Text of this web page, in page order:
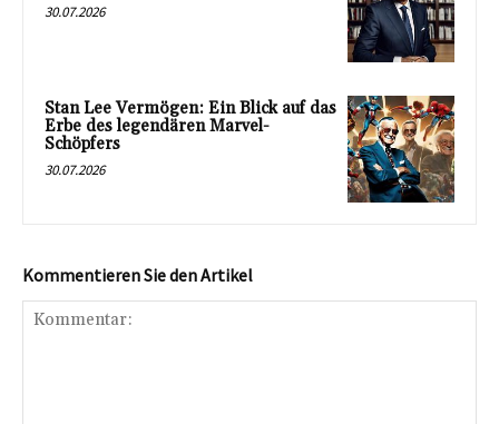
30.07.2026
Stan Lee Vermögen: Ein Blick auf das
Erbe des legendären Marvel-
Schöpfers
30.07.2026
Kommentieren Sie den Artikel